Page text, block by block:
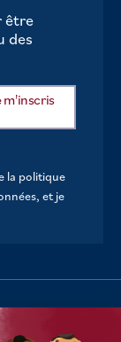
être
des
la politique
et je